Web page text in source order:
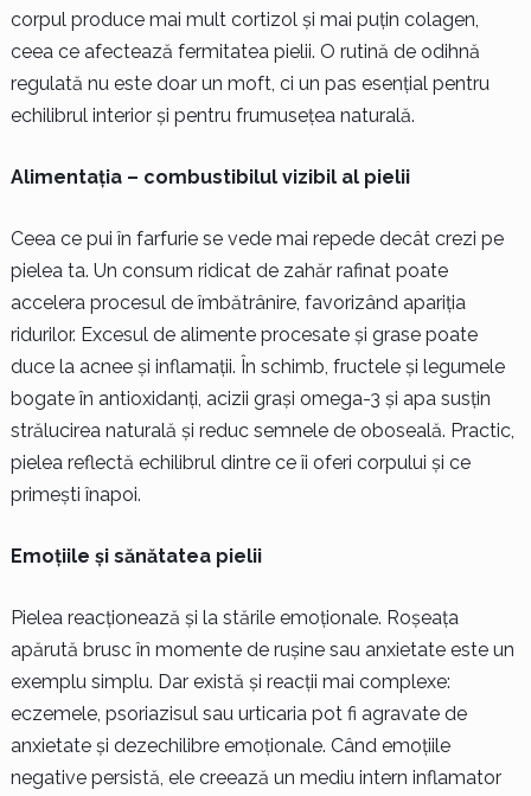
corpul produce mai mult cortizol și mai puțin colagen,
ceea ce afectează fermitatea pielii. O rutină de odihnă
regulată nu este doar un moft, ci un pas esențial pentru
echilibrul interior și pentru frumusețea naturală.
Alimentația – combustibilul vizibil al pielii
Ceea ce pui în farfurie se vede mai repede decât crezi pe
pielea ta. Un consum ridicat de zahăr rafinat poate
accelera procesul de îmbătrânire, favorizând apariția
ridurilor. Excesul de alimente procesate și grase poate
duce la acnee și inflamații. În schimb, fructele și legumele
bogate în antioxidanți, acizii grași omega-3 și apa susțin
strălucirea naturală și reduc semnele de oboseală. Practic,
pielea reflectă echilibrul dintre ce îi oferi corpului și ce
primești înapoi.
Emoțiile și sănătatea pielii
Pielea reacționează și la stările emoționale. Roșeața
apărută brusc în momente de rușine sau anxietate este un
exemplu simplu. Dar există și reacții mai complexe:
eczemele, psoriazisul sau urticaria pot fi agravate de
anxietate și dezechilibre emoționale. Când emoțiile
negative persistă, ele creează un mediu intern inflamator